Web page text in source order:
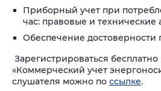
Приборный учет при
час: правовые и технические
Обеспечение достоверности
Зарегистрироваться
«Коммерческий учет
слушателя можно по ссылке.